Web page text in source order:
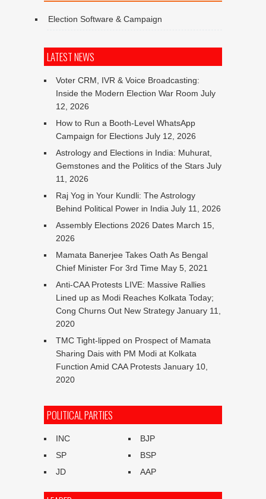
Election Software & Campaign
LATEST NEWS
Voter CRM, IVR & Voice Broadcasting:
Inside the Modern Election War Room July
12, 2026
How to Run a Booth-Level WhatsApp
Campaign for Elections July 12, 2026
Astrology and Elections in India: Muhurat,
Gemstones and the Politics of the Stars July
11, 2026
Raj Yog in Your Kundli: The Astrology
Behind Political Power in India July 11, 2026
Assembly Elections 2026 Dates March 15,
2026
Mamata Banerjee Takes Oath As Bengal
Chief Minister For 3rd Time May 5, 2021
Anti-CAA Protests LIVE: Massive Rallies
Lined up as Modi Reaches Kolkata Today;
Cong Churns Out New Strategy January 11,
2020
TMC Tight-lipped on Prospect of Mamata
Sharing Dais with PM Modi at Kolkata
Function Amid CAA Protests January 10,
2020
POLITICAL PARTIES
INC
BJP
SP
BSP
JD
AAP